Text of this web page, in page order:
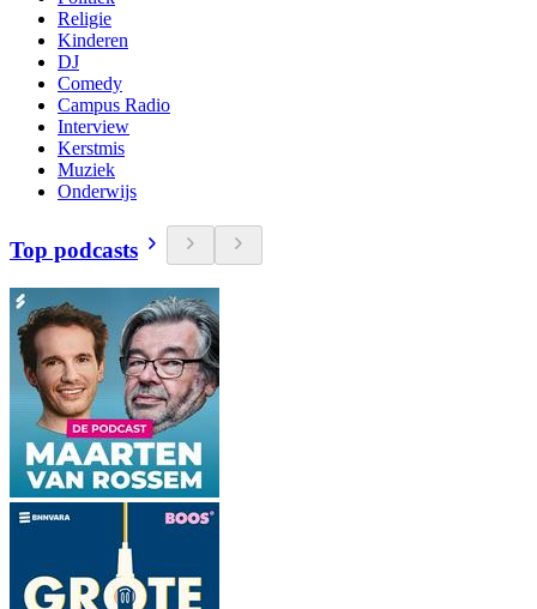
Religie
Kinderen
DJ
Comedy
Campus Radio
Interview
Kerstmis
Muziek
Onderwijs
Top podcasts